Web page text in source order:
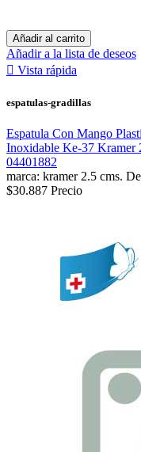
Añadir al carrito
Añadir a la lista de deseos
 Vista rápida
espatulas-gradillas
Espatula Con Mango
Inoxidable Ke-37 Kramer
04401882
marca: kramer 2.5 cms.
$30.887 Precio